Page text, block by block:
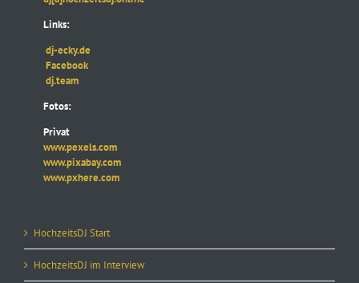
Links:
dj-ecky.de
Facebook
dj.team
Fotos:
Privat
www.pexels.com
www.pixabay.com
www.pxhere.com
HochzeitsDJ Start
HochzeitsDJ im Interview